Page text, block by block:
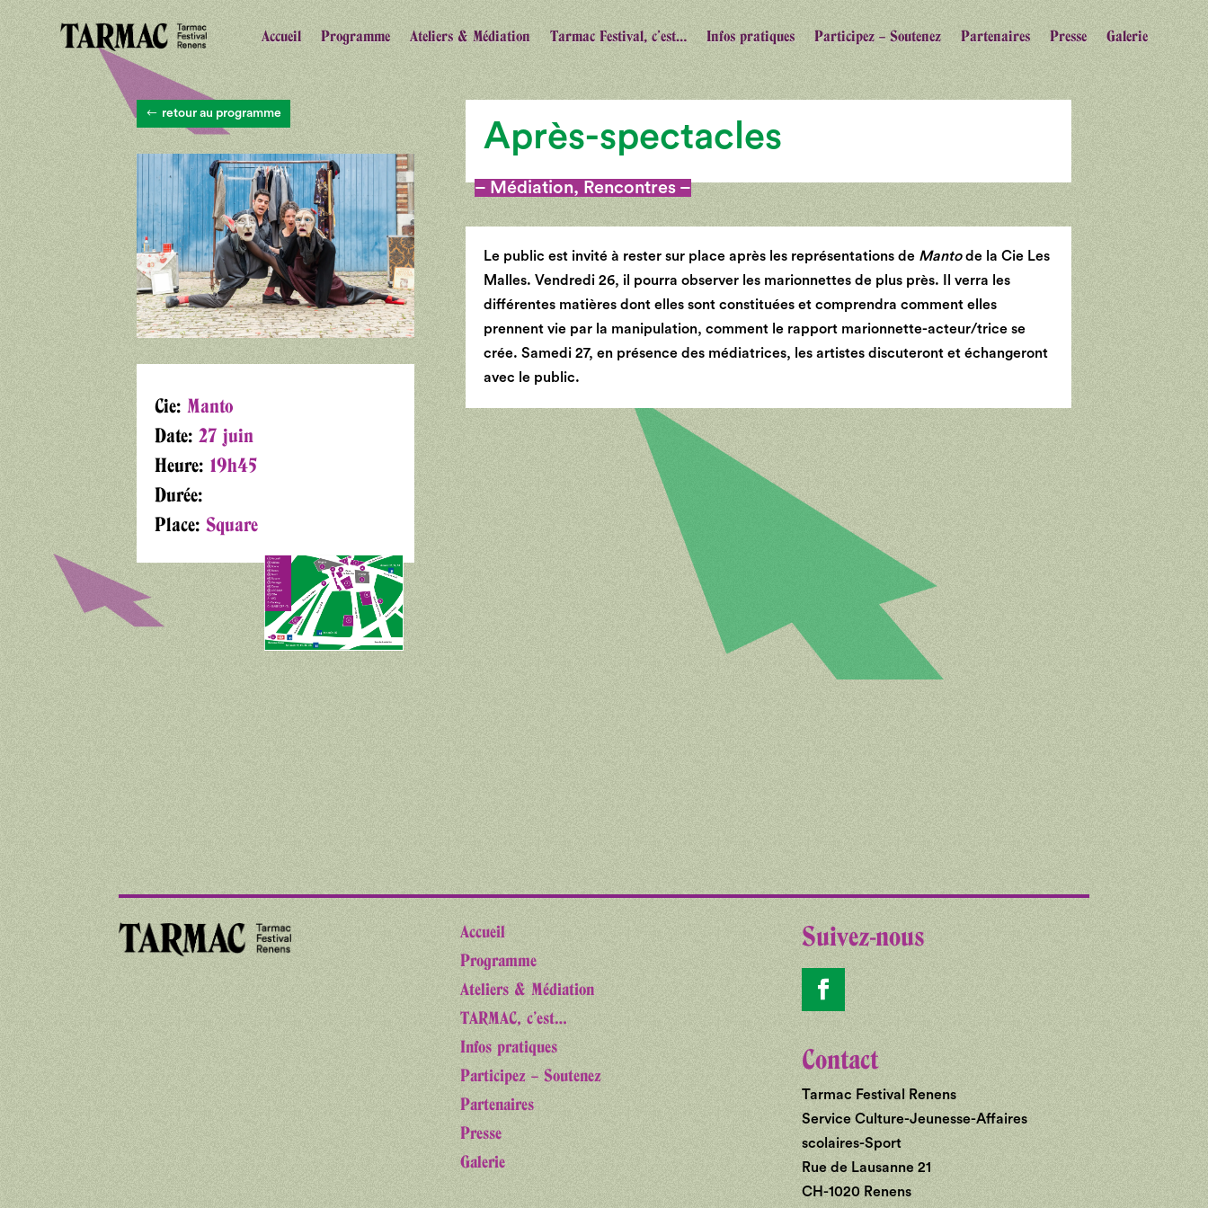
Accueil Programme Ateliers & Médiation Tarmac Festival, c’est… Infos pratiques Participez – Soutenez Partenaires Presse Galerie
retour au programme
Cie: Manto
Date: 27 juin
Heure: 19h45
Durée:
Place: Square
Après-spectacles
– Médiation, Rencontres –
Le public est invité à rester sur place après les représentations de Mantode la Cie Les
Malles. Vendredi 26, il pourra observer les marionnettes de plus près. Il verra les
différentes matières dont elles sont constituées et comprendra comment elles
prennent vie par la manipulation, comment le rapport marionnette-acteur/trice se
crée. Samedi 27, en présence des médiatrices, les artistes discuteront et échangeront
avec le public.
Accueil
Programme
Ateliers & Médiation
TARMAC, c’est…
Infos pratiques
Participez – Soutenez
Partenaires
Presse
Galerie
Suivez-nous
Contact
Tarmac Festival Renens
Service Culture-Jeunesse-Affaires
scolaires-Sport
Rue de Lausanne 21
CH-1020 Renens